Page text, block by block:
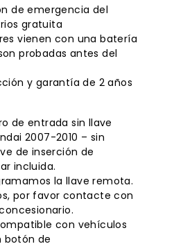
de emergencia del
gratuita
vienen con una batería
probadas antes del
y garantía de 2 años
de entrada sin llave
2007-2010 – sin
de inserción de
incluida.
la llave remota.
por favor contacte con
con vehículos
botón de